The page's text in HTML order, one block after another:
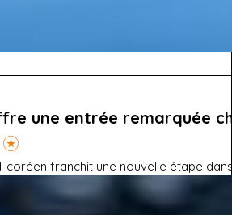
une entrée remarquée
coréen franchit une nouvelle étape